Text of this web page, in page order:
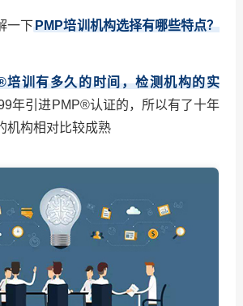
一下PMP培训机构选择有哪些特点？
培训有多久的时间，检测机构的实
年引进PMP®认证的，所以有了十年
机构相对比较成熟